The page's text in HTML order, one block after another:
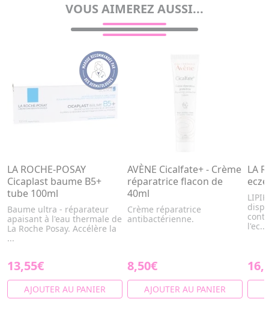
VOUS AIMEREZ AUSSI...
LA ROCHE-POSAY
Cicaplast baume B5+
tube 100ml
Baume ultra - réparateur
apaisant à l'eau thermale de
La Roche Posay. Accélère la
...
13,55€
AJOUTER AU PANIER
AVÈNE Cicalfate+ - Crème
réparatrice flacon de
40ml
Crème réparatrice
antibactérienne.
8,50€
AJOUTER AU PANIER
LA
l'ec...